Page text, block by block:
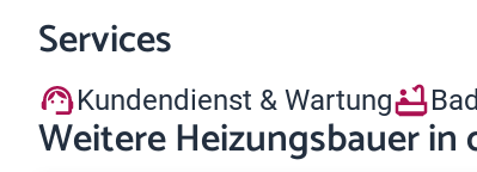
Services
Kundendienst & Wartung
Weitere Heizungsbauer in